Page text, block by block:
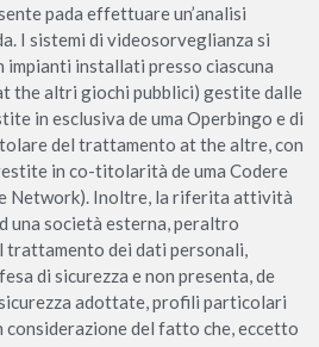
pada effettuare un’analisi
I sistemi di videosorveglianza si
impianti installati presso ciascuna
the altri giochi pubblici) gestite dalle
in esclusiva de uma Operbingo e di
del trattamento at the altre, con
in co-titolarità de uma Codere
Network). Inoltre, la riferita attività
una società esterna, peraltro
trattamento dei dati personali,
di sicurezza e non presenta, de
adottate, profili particolari
considerazione del fatto che, eccetto